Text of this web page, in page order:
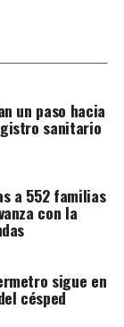
un paso hacia
sanitario
a 552 familias
con la
sigue en
césped